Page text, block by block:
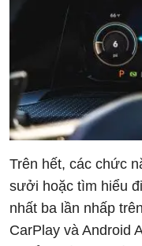
Trên hết, các chức
sưởi hoặc tìm hiểu
nhất ba lần nhấp
CarPlay và Android